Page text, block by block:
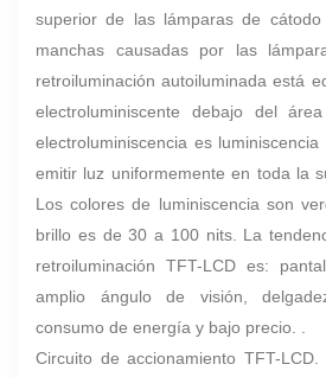
superior de las lámparas de
manchas causadas por las
retroiluminación autoiluminada está
electroluminiscente debajo del
electroluminiscencia es
emitir luz uniformemente en toda la
Los colores de luminiscencia son
brillo es de 30 a 100 nits. La
retroiluminación TFT-LCD es:
amplio ángulo de visión,
consumo de energía y bajo precio. .
Circuito de accionamiento TFT-